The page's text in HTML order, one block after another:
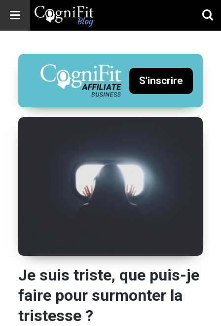
Blog: Brain
Health
News
Brain Training,
Mental Health, and
Wellness
S'inscrire
Je suis triste, que puis-je
faire pour surmonter la
tristesse ?